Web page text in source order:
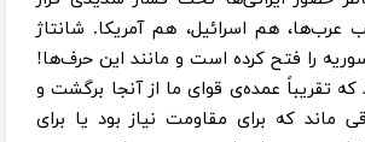
هم اسرائیل، هم آمریکا. شانتاژ
را فتح کرده است و مانند این حرف‌ها!
تقریباً عمده‌ی قوای ما از آنجا برگشت و
ماند که برای مقاومت نیاز بود یا برای